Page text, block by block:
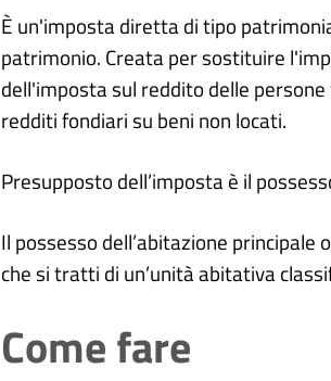
È un'imposta diretta di tipo
patrimonio. Creata per sostituire
dell'imposta sul reddito delle
redditi fondiari su beni non locati.
Presupposto dell’imposta è il
Il possesso dell’abitazione
che si tratti di un’unità abitativa
Come fare